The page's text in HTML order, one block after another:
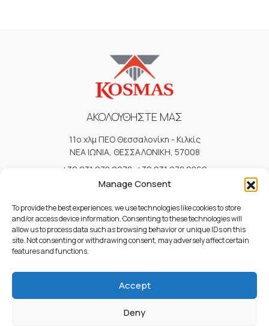
Manage Consent
To provide the best experiences, we use technologies like cookies to store
and/or access device information. Consenting to these technologies will
allow us to process data such as browsing behavior or unique IDs on this
site. Not consenting or withdrawing consent, may adversely affect certain
features and functions.
Accept
Deny
ΑΚΟΛΟΥΘΗΣΤΕ ΜΑΣ
11ο χλμ ΠΕΟ Θεσσαλονίκη - Κιλκίς
ΝΕΑ ΙΩΝΙΑ, ΘΕΣΣΑΛΟΝΙΚΗ, 57008
+30 231 078 2278 +30 231 078 2869
+30 231 078 1620,+30 231 078 3902
ΧΡΗΣΙΜΟΙ ΣΥΝΔΕΣΜΟΙ
Ποιοί Είμαστε
Καριέρα
Όροι Χρήσης
Πολιτική Απορρήτου